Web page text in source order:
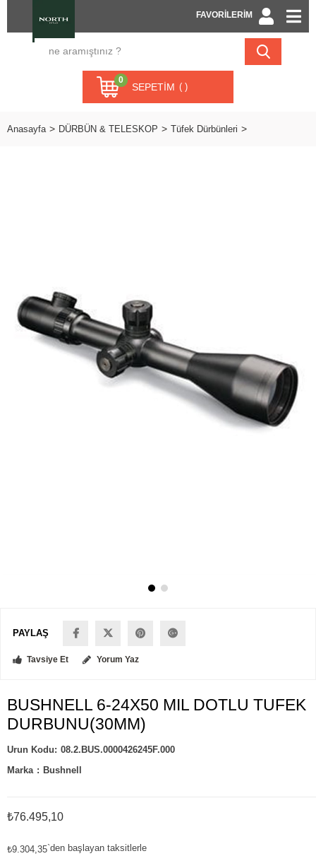
FAVORİLERİM
SEPETIM
0
Anasayfa DÜRBÜN & TELESKOP Tüfek Dürbünleri
PAYLAŞ
Tavsiye Et Yorum Yaz
BUSHNELL 6-24X50 MIL DOTLU TUFEK
DURBUNU(30MM)
08.2.BUS.0000426245F.000
Marka : Bushnell
₺76.495,10
₺9.304,35`den başlayan taksitlerle